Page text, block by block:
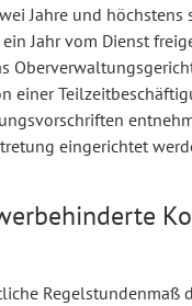
Jahre und
Jahr vom Dienst
einer
eingerichtet